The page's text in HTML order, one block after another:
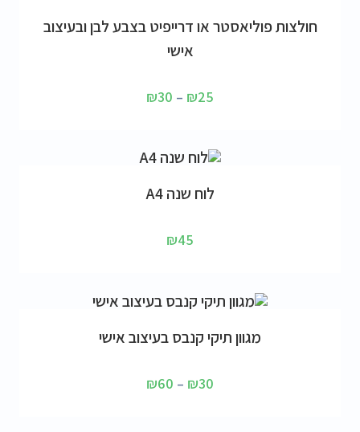
חולצות פוליאסטר או דרייפיט בצבע לבן ובעיצוב
אישי
₪25
–
₪30
לוח שנה A4
₪45
מגוון תיקי קנבס בעיצוב אישי
₪30
–
₪60